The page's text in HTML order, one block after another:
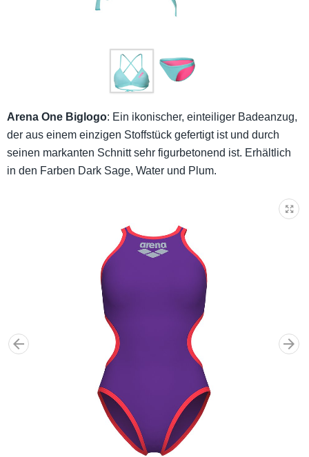
Arena One Biglogo: Ein ikonischer, einteiliger Badeanzug,
der aus einem einzigen Stoffstück gefertigt ist und durch
seinen markanten Schnitt sehr figurbetonend ist. Erhältlich
in den Farben Dark Sage, Water und Plum.